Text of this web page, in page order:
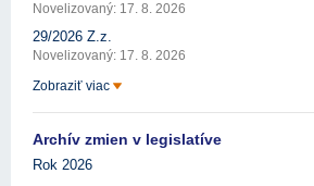
Novelizovaný: 17. 8. 2026
29/2026 Z.z.
Novelizovaný: 17. 8. 2026
Zobraziť viac
Archív zmien v legislatíve
Rok 2026